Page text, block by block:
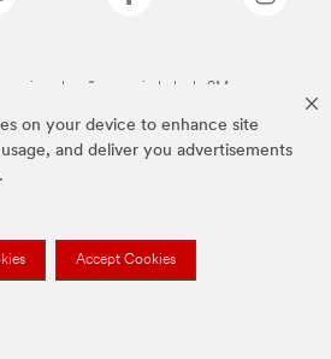
on your device to enhance site
and deliver you advertisements
Accept Cookies
são propriedade da 3M.